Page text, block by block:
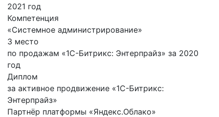
2021 год
Компетенция
«Системное администрирование»
3 место
по продажам «1С-Битрикс: Энтерпрайз» за 2020
год
Диплом
за активное продвижение «1С-Битрикс:
Энтерпрайз»
Партнёр платформы «Яндекс.Облако»